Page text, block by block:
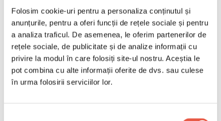
Folosim cookie-uri pentru a personaliza conținutul și
anunțurile, pentru a oferi funcții de rețele sociale și pentru
a analiza traficul. De asemenea, le oferim partenerilor de
rețele sociale, de publicitate și de analize informații cu
privire la modul în care folosiți site-ul nostru. Aceștia le
pot combina cu alte informații oferite de dvs. sau culese
în urma folosirii serviciilor lor.